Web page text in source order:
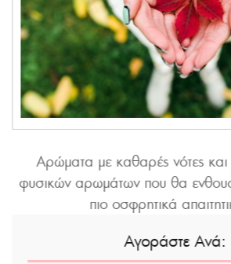
Αρώματα με καθαρές νότες
φυσικών αρωμάτων που θα
πιο οσφρητικά
Αγοράστε Ανά: